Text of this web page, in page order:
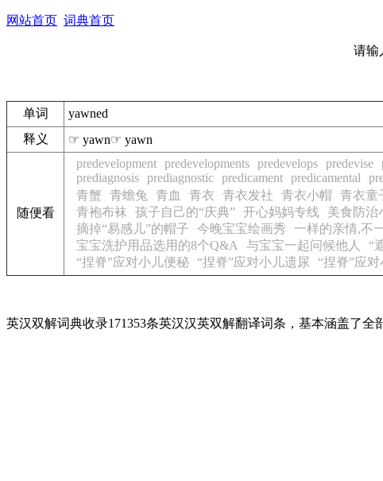
网站首页 词典首页
请输
单词
yawned
释义
☞ yawn☞ yawn
随便看
predevelopment predevelopments predevelops predevise
prediagnosis prediagnostic predicament predicamental
青蟹
青蟾兔 青血 青衣 青衣发社 青衣小帽 青衣童
青袍布袜
孩子自己的“庆典” 开心妈妈专线 美食防治
摘掉“易感儿”的帽子
今晚宝宝绘画秀 一样的亲情,不
宝宝洗护用品选用的8个Q&A
与宝宝一起问候他人 “
“捏脊”应对小儿便秘
“捏脊”应对小儿遗尿 “捏脊”应
英汉双解词典收录171353条英汉汉英双解翻译词条，基本涵盖了